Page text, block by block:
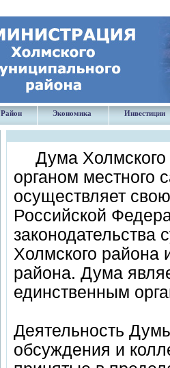
Район Экономика Инвестиции
Дума
органом местного
осуществляет
Российской
законодательства
Холмского района
района. Дума
единственным
Деятельность
обсуждения и